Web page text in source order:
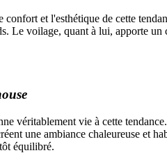
et l'esthétique de cette
Le voilage, quant à lui, apporte
véritablement vie à cette
une ambiance chaleureuse et
équilibré.